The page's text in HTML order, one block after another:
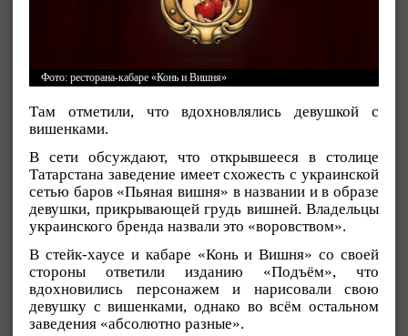
Фото: ресторана-кабаре «Конь и Вишня»
Там отметили, что вдохновлялись девушкой с
вишенками.
В сети обсуждают, что открывшееся в столице
Татарстана заведение имеет схожесть с украинской
сетью баров «Пьяная вишня» в названии и в образе
девушки, прикрывающей грудь вишней. Владельцы
украинского бренда назвали это «воровством».
В стейк-хаусе и кабаре «Конь и Вишня» со своей
стороны ответили изданию «Подъём», что
вдохновились персонажем и нарисовали свою
девушку с вишенками, однако во всём остальном
заведения «абсолютно разные».